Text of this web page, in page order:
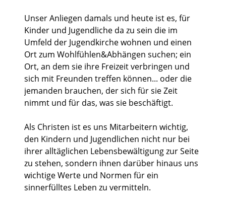
Unser Anliegen damals und heute ist es, für
Kinder und Jugendliche da zu sein die im
Umfeld der Jugendkirche wohnen und einen
Ort zum Wohlfühlen&Abhängen suchen; ein
Ort, an dem sie ihre Freizeit verbringen und
sich mit Freunden treffen können... oder die
jemanden brauchen, der sich für sie Zeit
nimmt und für das, was sie beschäftigt.
Als Christen ist es uns Mitarbeitern wichtig,
den Kindern und Jugendlichen nicht nur bei
ihrer alltäglichen Lebensbewältigung zur Seite
zu stehen, sondern ihnen darüber hinaus uns
wichtige Werte und Normen für ein
sinnerfülltes Leben zu vermitteln.